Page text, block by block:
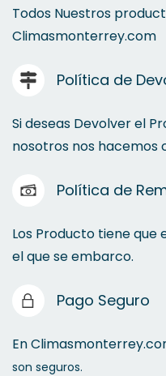
Todos Nuestros
Climasmonterrey.com
Política de
Si deseas Devolver el
nosotros nos hacemos
Política de
Los Producto tiene que
el que se embarco.
Pago Seguro
En
son seguros.